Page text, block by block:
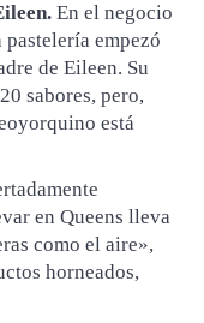
En el negocio
pastelería empezó
de Eileen. Su
sabores, pero,
está
en Queens lleva
como el aire»,
horneados,